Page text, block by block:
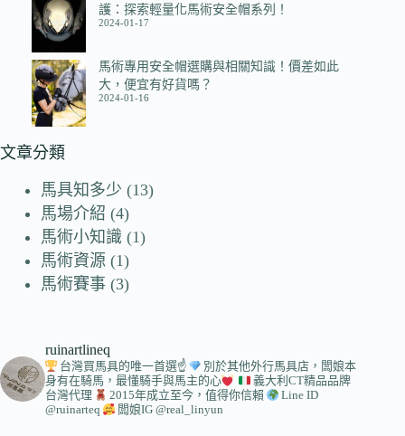
護：探索輕量化馬術安全帽系列！
2024-01-17
馬術專用安全帽選購與相關知識！價差如此
大，便宜有好貨嗎？
2024-01-16
文章分類
馬具知多少 (13)
馬場介紹 (4)
馬術小知識 (1)
馬術資源 (1)
馬術賽事 (3)
ruinartlineq
台灣買馬具的唯一首選☝
別於其他外行馬具店，闆娘本
身有在騎馬，最懂騎手與馬主的心
義大利CT精品品牌
台灣代理
2015年成立至今，值得你信賴
Line ID
@ruinarteq
闆娘IG @real_linyun